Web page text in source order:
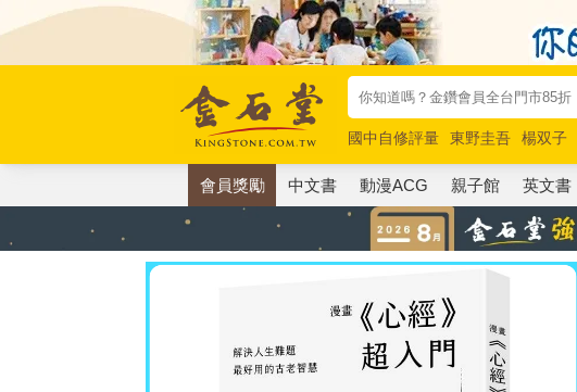
國中自修評量 東野圭吾 楊双子
唯紅花綻放
奧德賽 路邊攤新作
會員獎勵 中文書 動漫ACG 親子館 英文書